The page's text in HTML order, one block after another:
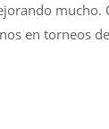
mucho.
en torneos de